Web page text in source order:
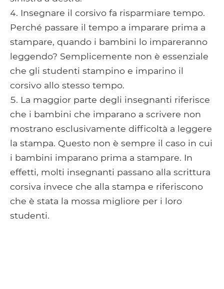
Insegnare il corsivo fa risparmiare tempo.
Perché passare il tempo a imparare prima a
stampare, quando i bambini lo impareranno
leggendo? Semplicemente non è essenziale
che gli studenti stampino e imparino il
corsivo allo stesso tempo.
La maggior parte degli insegnanti riferisce
che i bambini che imparano a scrivere non
mostrano esclusivamente difficoltà a leggere
la stampa. Questo non è sempre il caso in cui
i bambini imparano prima a stampare. In
effetti, molti insegnanti passano alla scrittura
corsiva invece che alla stampa e riferiscono
che è stata la mossa migliore per i loro
studenti.